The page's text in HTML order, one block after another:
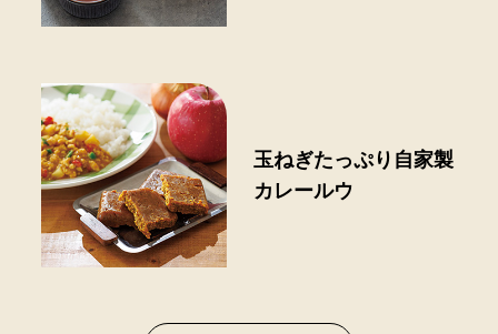
玉ねぎたっぷり自家製
カレールウ